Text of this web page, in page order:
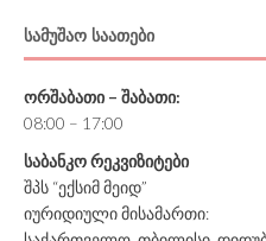
ᲡᲐᲛᲣᲨᲐᲝ ᲡᲐᲐᲗᲔᲑᲘ
ორშაბათი – შაბათი:
08:00 – 17:00
საბანკო რეკვიზიტები
შპს “ექსიმ მეიდ”
იურიდიული მისამართი: